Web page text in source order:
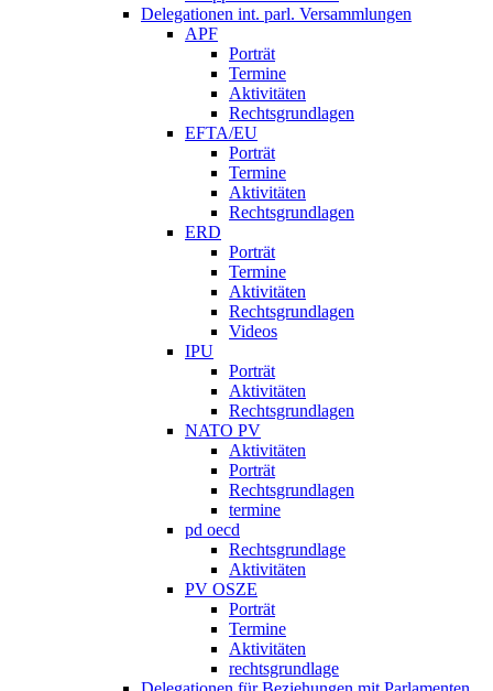
Delegationen int. parl. Versammlungen
APF
Porträt
Termine
Aktivitäten
Rechtsgrundlagen
EFTA/EU
Porträt
Termine
Aktivitäten
Rechtsgrundlagen
ERD
Porträt
Termine
Aktivitäten
Rechtsgrundlagen
Videos
IPU
Porträt
Aktivitäten
Rechtsgrundlagen
NATO PV
Aktivitäten
Porträt
Rechtsgrundlagen
termine
pd oecd
Rechtsgrundlage
Aktivitäten
PV OSZE
Porträt
Termine
Aktivitäten
rechtsgrundlage